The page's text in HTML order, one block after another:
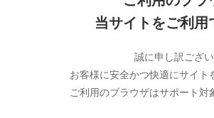
当サイトをご利用
誠に申し訳ござい
お客様に安全かつ快適にサイト
ご利用のブラウザはサポート対